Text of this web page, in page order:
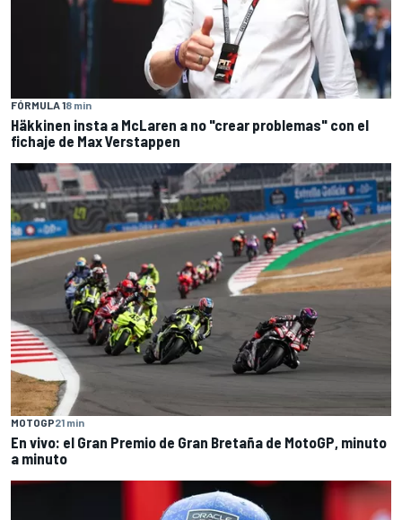
FÓRMULA 18 min
Häkkinen insta a McLaren a no "crear problemas" con el
fichaje de Max Verstappen
MOTOGP21 min
En vivo: el Gran Premio de Gran Bretaña de MotoGP, minuto
a minuto